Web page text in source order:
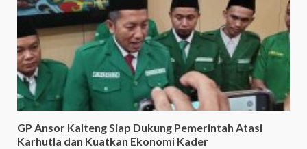
GP Ansor Kalteng Siap Dukung Pemerintah Atasi
Karhutla dan Kuatkan Ekonomi Kader